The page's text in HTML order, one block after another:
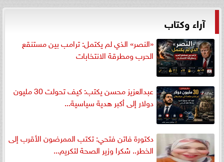
آراء وكتاب
«النصر» الذي لم يكتمل: ترامب بين مستنقع
الحرب ومطرقة الانتخابات
عبدالعزيز محسن يكتب: كيف تحولت 30 مليون
دولار إلى أكبر هدية سياسية...
دكتورة فاتن فتحي: تكتب الممرضون الأقرب إلى
الخطر.. شكرا وزير الصحة لتكريم...